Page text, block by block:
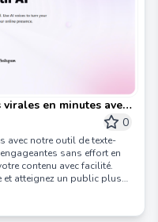
en minutes avec
0
avec notre outil de texte-
sans effort en
contenu avec facilité.
et atteignez un public plus
vidéo captivant.